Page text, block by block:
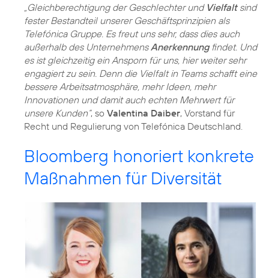
„Gleichberechtigung der Geschlechter und Vielfaltsind
fester Bestandteil unserer Geschäftsprinzipien als
Telefónica Gruppe. Es freut uns sehr, dass dies auch
außerhalb des UnternehmensAnerkennungfindet. Und
es ist gleichzeitig ein Ansporn für uns, hier weiter sehr
engagiert zu sein. Denn die Vielfalt in Teams schafft eine
bessere Arbeitsatmosphäre, mehr Ideen, mehr
Innovationen und damit auch echten Mehrwert für
unsere Kunden“, so Valentina Daiber, Vorstand für
Recht und Regulierung von Telefónica Deutschland.
Bloomberg honoriert konkrete
Maßnahmen für Diversität